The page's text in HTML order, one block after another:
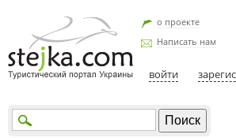
о проекте
Написать нам
войти